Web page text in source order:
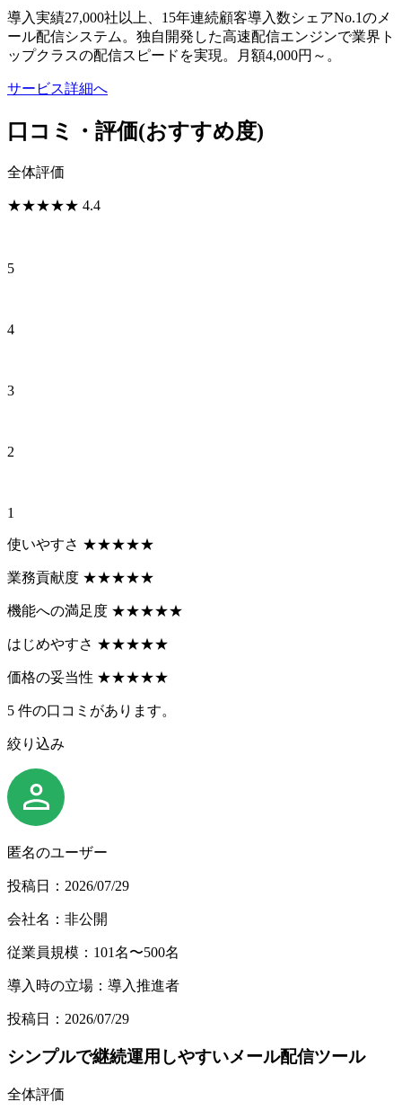
導入実績27,000社以上、15年連続顧客導入数シェアNo.1のメ
ール配信システム。独自開発した高速配信エンジンで業界ト
ップクラスの配信スピードを実現。月額4,000円～。
サービス詳細へ
口コミ・評価(おすすめ度)
全体評価
★★★★★ 4.4
5
4
3
2
1
使いやすさ ★★★★★
業務貢献度 ★★★★★
機能への満足度 ★★★★★
はじめやすさ ★★★★★
価格の妥当性 ★★★★★
5 件の口コミがあります。
絞り込み
匿名のユーザー
投稿日：2026/07/29
会社名：非公開
従業員規模：101名〜500名
導入時の立場：導入推進者
投稿日：2026/07/29
シンプルで継続運用しやすいメール配信ツール
全体評価